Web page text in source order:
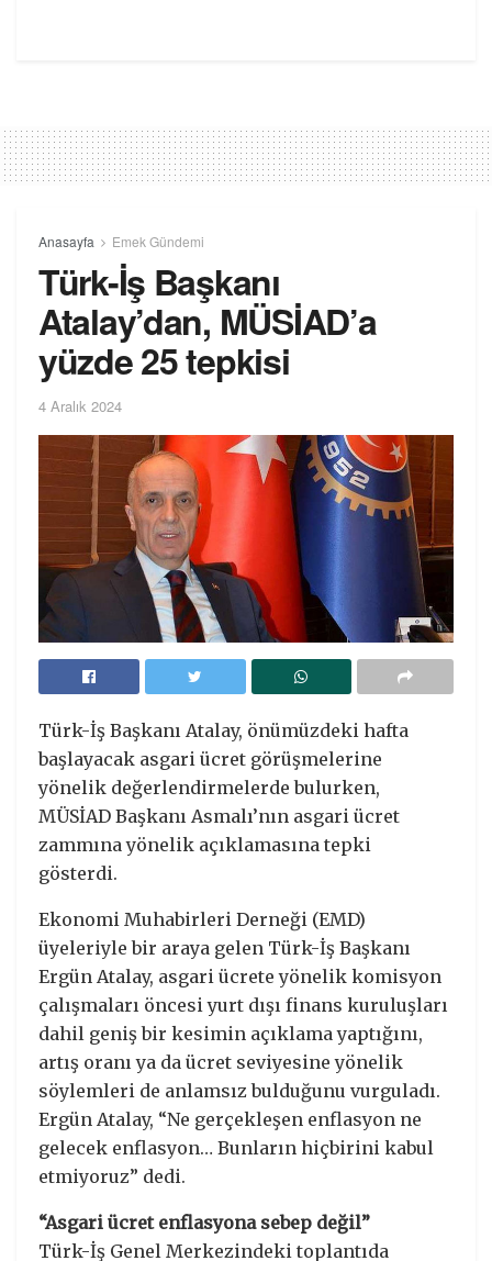
Anasayfa Emek Gündemi
Türk-İş Başkanı
Atalay’dan, MÜSİAD’a
yüzde 25 tepkisi
4 Aralık 2024
Türk-İş Başkanı Atalay, önümüzdeki hafta
başlayacak asgari ücret görüşmelerine
yönelik değerlendirmelerde bulurken,
MÜSİAD Başkanı Asmalı’nın asgari ücret
zammına yönelik açıklamasına tepki
gösterdi.
Ekonomi Muhabirleri Derneği (EMD)
üyeleriyle bir araya gelen Türk-İş Başkanı
Ergün Atalay, asgari ücrete yönelik komisyon
çalışmaları öncesi yurt dışı finans kuruluşları
dahil geniş bir kesimin açıklama yaptığını,
artış oranı ya da ücret seviyesine yönelik
söylemleri de anlamsız bulduğunu vurguladı.
Ergün Atalay, “Ne gerçekleşen enflasyon ne
gelecek enflasyon… Bunların hiçbirini kabul
etmiyoruz” dedi.
“Asgari ücret enflasyona sebep değil”
Türk-İş Genel Merkezindeki toplantıda